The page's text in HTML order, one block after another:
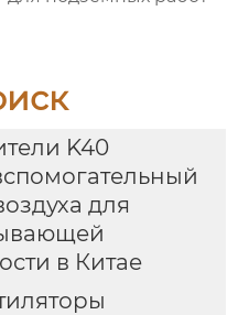
K40
для
в Китае